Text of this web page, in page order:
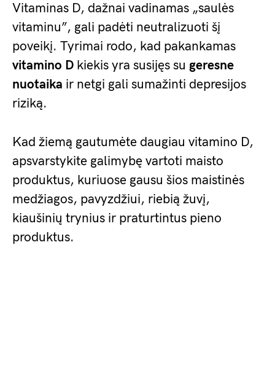
Vitaminas D, dažnai vadinamas „saulės
vitaminu”, gali padėti neutralizuoti šį
poveikį. Tyrimai rodo, kad pakankamas
vitamino D kiekis yra susijęs su geresne
nuotaika ir netgi gali sumažinti depresijos
riziką.
Kad žiemą gautumėte daugiau vitamino D,
apsvarstykite galimybę vartoti maisto
produktus, kuriuose gausu šios maistinės
medžiagos, pavyzdžiui, riebią žuvį,
kiaušinių trynius ir praturtintus pieno
produktus.